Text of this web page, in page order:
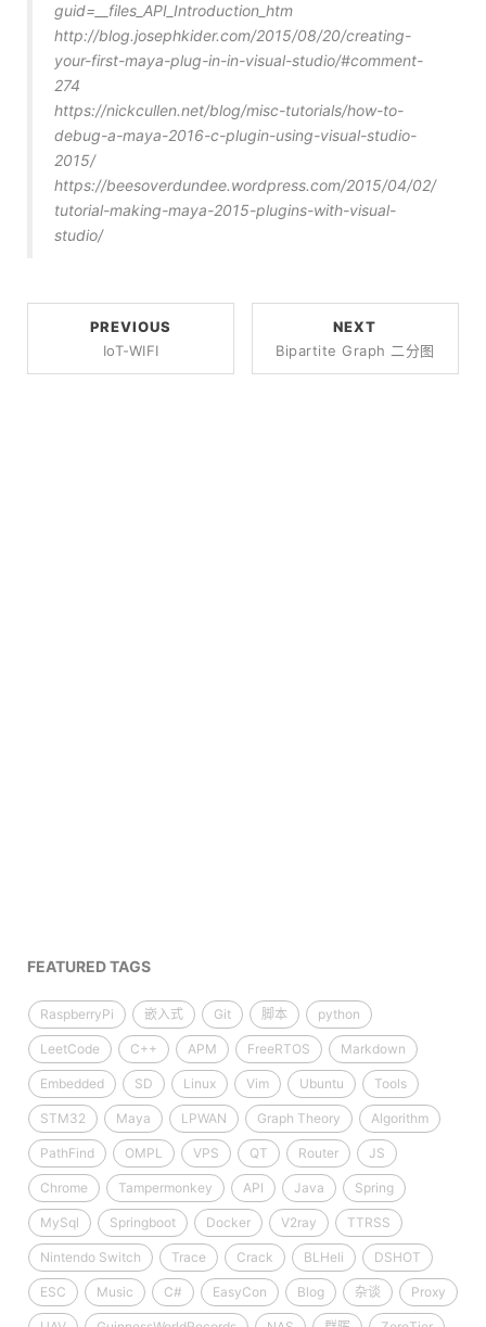
guid=__files_API_Introduction_htm
http://blog.josephkider.com/2015/08/20/creating-
your-first-maya-plug-in-in-visual-studio/#comment-
274
https://nickcullen.net/blog/misc-tutorials/how-to-
debug-a-maya-2016-c-plugin-using-visual-studio-
2015/
https://beesoverdundee.wordpress.com/2015/04/02/
tutorial-making-maya-2015-plugins-with-visual-
studio/
PREVIOUS
IoT-WIFI
NEXT
Bipartite Graph 二分图
FEATURED TAGS
RaspberryPi 嵌入式 Git 脚本 python
LeetCode C++ APM FreeRTOS Markdown
Embedded SD Linux Vim Ubuntu Tools
STM32 Maya LPWAN Graph Theory Algorithm
PathFind OMPL VPS QT Router JS
Chrome Tampermonkey API Java Spring
MySql Springboot Docker V2ray TTRSS
Nintendo Switch Trace Crack BLHeli DSHOT
ESC Music C# EasyCon Blog 杂谈 Proxy